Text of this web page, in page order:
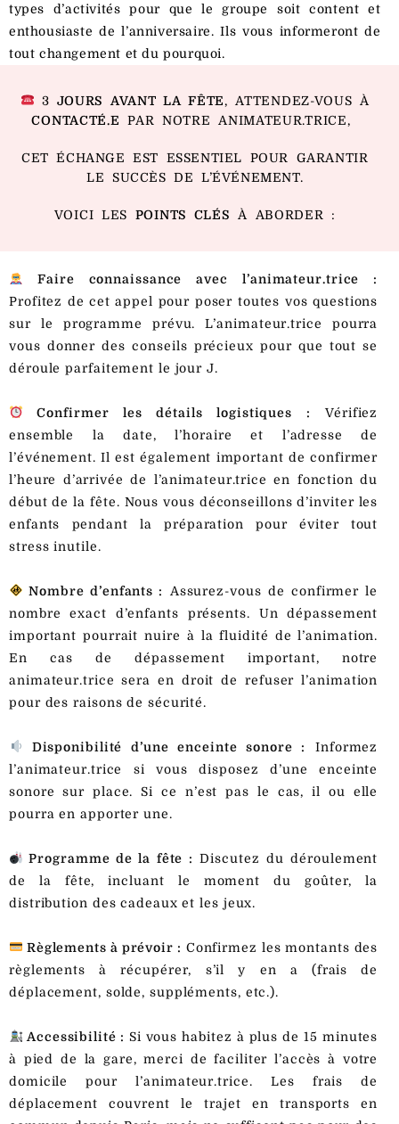
types d’activités pour que le groupe soit content et
enthousiaste de l’anniversaire. Ils vous informeront de
tout changement et du pourquoi.
3 JOURS AVANT LA FÊTE, ATTENDEZ-VOUS À
CONTACTÉ.E PAR NOTRE ANIMATEUR.TRICE,
CET ÉCHANGE EST ESSENTIEL POUR GARANTIR
LE SUCCÈS DE L’ÉVÉNEMENT.
VOICI LES POINTS CLÉS À ABORDER :
Faire connaissance avec l’animateur.trice :
Profitez de cet appel pour poser toutes vos questions
sur le programme prévu. L’animateur.trice pourra
vous donner des conseils précieux pour que tout se
déroule parfaitement le jour J.
Confirmer les détails logistiques : Vérifiez
ensemble la date, l’horaire et l’adresse de
l’événement. Il est également important de confirmer
l’heure d’arrivée de l’animateur.trice en fonction du
début de la fête. Nous vous déconseillons d’inviter les
enfants pendant la préparation pour éviter tout
stress inutile.
Nombre d’enfants :
Assurez-vous de confirmer le
nombre exact d’enfants présents. Un dépassement
important pourrait nuire à la fluidité de l’animation.
En cas de dépassement important, notre
animateur.trice sera en droit de refuser l’animation
pour des raisons de sécurité.
Disponibilité d’une enceinte sonore :
Informez
l’animateur.trice si vous disposez d’une enceinte
sonore sur place. Si ce n’est pas le cas, il ou elle
pourra en apporter une.
Programme de la fête : Discutez du déroulement
de la fête, incluant le moment du goûter, la
distribution des cadeaux et les jeux.
Règlements à prévoir : Confirmez les montants des
règlements à récupérer, s’il y en a (frais de
déplacement, solde, suppléments, etc.).
Accessibilité : Si vous habitez à plus de 15 minutes
à pied de la gare, merci de faciliter l’accès à votre
domicile pour l’animateur.trice. Les frais de
déplacement couvrent le trajet en transports en